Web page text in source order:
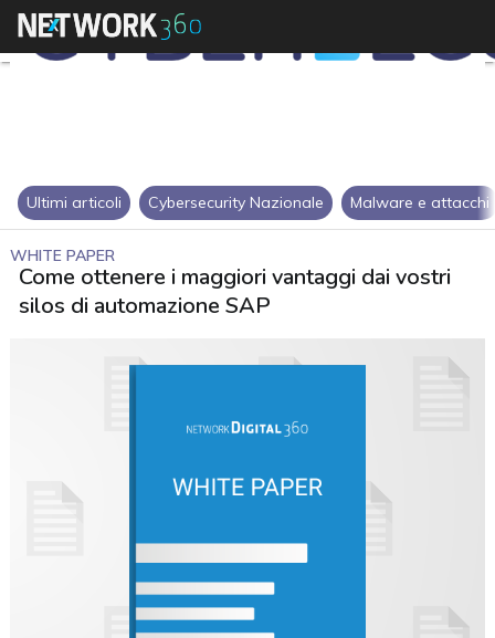
Ultimi articoli Cybersecurity Nazionale Malware e attacchi
WHITE PAPER
Come ottenere i maggiori vantaggi dai vostri
silos di automazione SAP